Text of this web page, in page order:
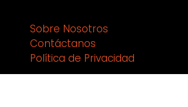
Sobre Nosotros
Contáctanos
Política de Privacidad